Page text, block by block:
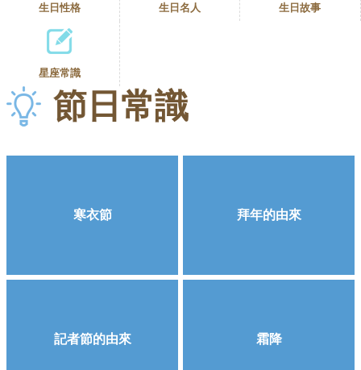
生日性格 生日名人 生日故事
星座常識
節日常識
寒衣節 拜年的由來
記者節的由來 霜降